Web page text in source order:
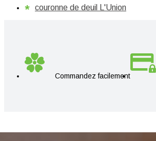
couronne de deuil L'Union
Commandez facilement